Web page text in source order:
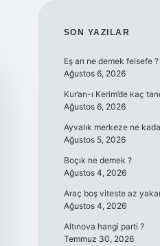
SON YAZILAR
Eş arı ne demek felsefe ?
Ağustos 6, 2026
Kur’an-ı Kerim’de kaç
Ağustos 6, 2026
Ayvalık merkeze ne
Ağustos 5, 2026
Boçık ne demek ?
Ağustos 4, 2026
Araç boş viteste az yakar
Ağustos 4, 2026
Altınova hangi parti ?
Temmuz 30, 2026